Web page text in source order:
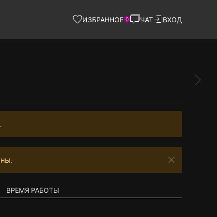
ИЗБРАННОЕ 0 ЧАТ ВХОД
ВРЕМЯ РАБОТЫ